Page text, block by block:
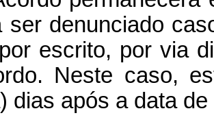
ser denunciado
escrito, por via
Neste caso,
dias após a data